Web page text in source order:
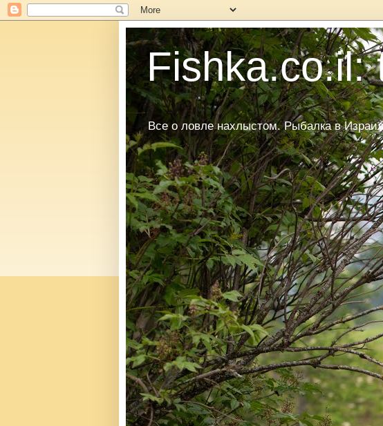
Fishka.co.il:
Все о ловле нахлыстом. Рыбалка в